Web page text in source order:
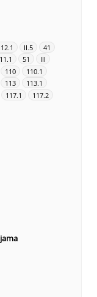
II.5
41
51
III
110
110.1
113
113.1
117.1 117.2